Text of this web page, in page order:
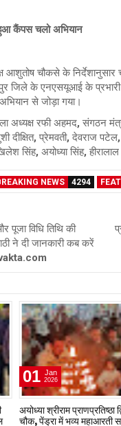
कैंपस चलो अभियान
चौकसे के
जिले के एनएसयूआई के प्रभारी
से जोड़ा गया।
अध्यक्ष रफी अहमद, संगठन
दीक्षित, प्रेमवती,
सिंह, अयोध्या सिंह,
NEWS 4294
पूजा विधि तिथि की
ने दी जानकारी कब करें
01 Jan
2026
अयोध्या श्रीराम प्राणप्रतिष्ठा
चौक, पेंड्रा में भव्य महाआरती